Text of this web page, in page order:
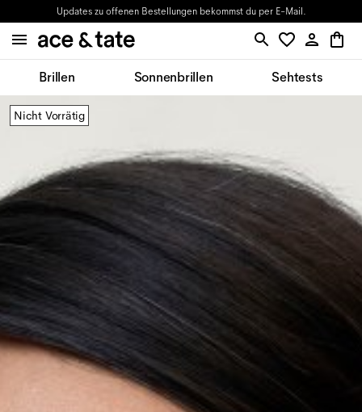
Updates zu offenen Bestellungen bekommst du per E-Mail.
Brillen Sonnenbrillen Sehtests
Nicht Vorrätig